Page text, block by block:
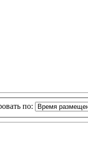
по: